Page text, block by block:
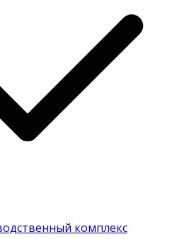
комплекс